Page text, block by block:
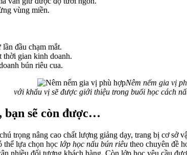
vùng miền.
đầu chạm mắt.
thời gian kinh doanh.
bún riêu cua.
Nêm nếm gia vị
với khẩu vị sẽ được giới thiệu trong buổi học cách
bạn sẽ còn được…
trọng nâng cao chất lượng giảng dạy, trang bị cơ sở
thể lựa chọn học lớp học nấu bún riêu theo chuyên đề